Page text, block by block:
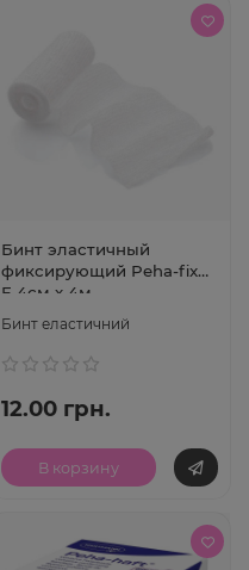
Бинт эластичный
фиксирующий Peha-fix®
E 4см х 4м
Бинт еластичний
12.00 грн.
В корзину